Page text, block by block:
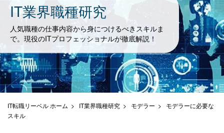
IT業界職種研究
人気職種の仕事内容から身につけるべきスキルま
で。現役のITプロフェッショナルが徹底解説！
IT転職リーベル ホーム IT業界職種研究 モデラー
モデラーに必要な
スキル